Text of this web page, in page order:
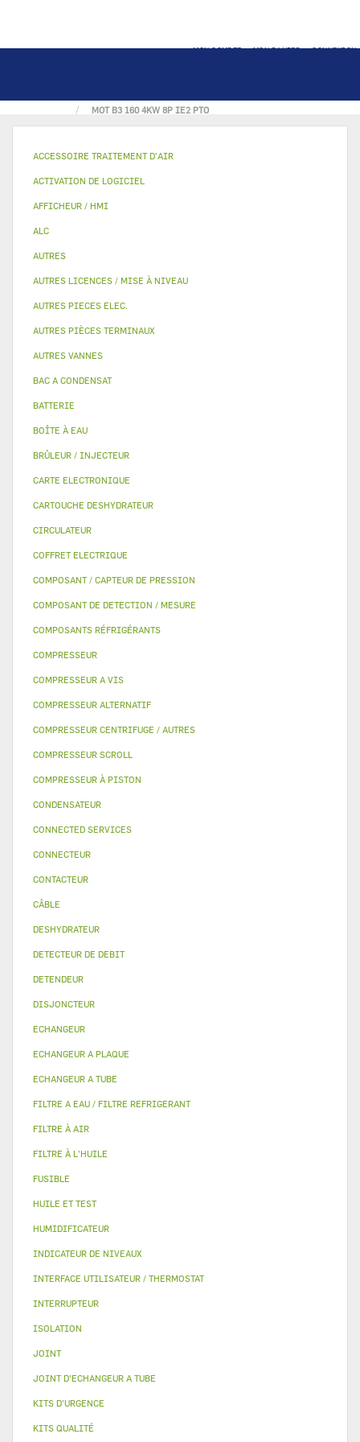
MON COMPTE MON PANIER CONNEXION
MOT B3 160 4KW 8P IE2 PTO
ACCESSOIRE TRAITEMENT D’AIR
ACTIVATION DE LOGICIEL
AFFICHEUR / HMI
ALC
AUTRES
AUTRES LICENCES / MISE À NIVEAU
AUTRES PIECES ELEC.
AUTRES PIÈCES TERMINAUX
AUTRES VANNES
BAC A CONDENSAT
BATTERIE
BOÎTE À EAU
BRÛLEUR / INJECTEUR
CARTE ELECTRONIQUE
CARTOUCHE DESHYDRATEUR
CIRCULATEUR
COFFRET ELECTRIQUE
COMPOSANT / CAPTEUR DE PRESSION
COMPOSANT DE DETECTION / MESURE
COMPOSANTS RÉFRIGÉRANTS
COMPRESSEUR
COMPRESSEUR A VIS
COMPRESSEUR ALTERNATIF
COMPRESSEUR CENTRIFUGE / AUTRES
COMPRESSEUR SCROLL
COMPRESSEUR À PISTON
CONDENSATEUR
CONNECTED SERVICES
CONNECTEUR
CONTACTEUR
CÂBLE
DESHYDRATEUR
DETECTEUR DE DEBIT
DETENDEUR
DISJONCTEUR
ECHANGEUR
ECHANGEUR A PLAQUE
ECHANGEUR A TUBE
FILTRE A EAU / FILTRE REFRIGERANT
FILTRE À AIR
FILTRE À L'HUILE
FUSIBLE
HUILE ET TEST
HUMIDIFICATEUR
INDICATEUR DE NIVEAUX
INTERFACE UTILISATEUR / THERMOSTAT
INTERRUPTEUR
ISOLATION
JOINT
JOINT D'ECHANGEUR A TUBE
KITS D'URGENCE
KITS QUALITÉ